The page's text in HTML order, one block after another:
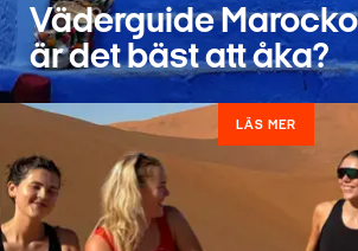
Väderguide
är det bäst att åka?
LÄS MER